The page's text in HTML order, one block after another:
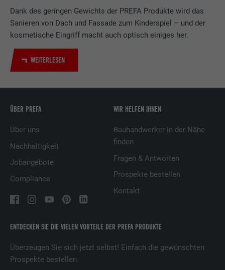
Dank des geringen Gewichts der PREFA Produkte wird das
Sanieren von Dach und Fassade zum Kinderspiel – und der
kosmetische Eingriff macht auch optisch einiges her.
WEITERLESEN
ENTDECKEN SIE DIE VIELEN VORTEILE DER PREFA PRODUKTE
Überzeugen Sie sich jetzt selbst! Einfach die gewünschten
Prospekte bestellen.
ÜBER PREFA
Über uns
Nachhaltigkeit
Jobangebote
Compliance
WIR HELFEN IHNEN
Bauhandwerker in der Nähe
finden
Fragen & Antworten
Prospekte bestellen
Kontakt
Zweck
Verwendet vom Social-Networking-Dienst
LinkedIn für die Verfolgung der
Verwendung von eingebetteten
Name UserMatchHistory
Anbieter
Laufzeit
Zweck
Wird verwendet, um Besucher auf
mehreren Webseiten zu verfolgen, um
relevante Werbung basierend auf den
Präferenzen des Besuchers zu
präsentieren.
Name lidc
Anbieter